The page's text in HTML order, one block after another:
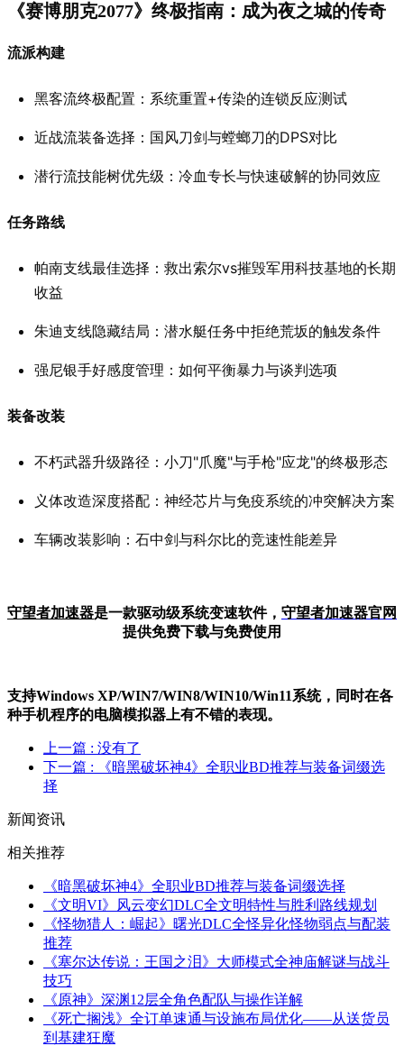
《赛博朋克2077》终极指南：成为夜之城的传奇
流派构建
黑客流终极配置：系统重置+传染的连锁反应测试
近战流装备选择：国风刀剑与螳螂刀的DPS对比
潜行流技能树优先级：冷血专长与快速破解的协同效应
任务路线
帕南支线最佳选择：救出索尔vs摧毁军用科技基地的长期
收益
朱迪支线隐藏结局：潜水艇任务中拒绝荒坂的触发条件
强尼银手好感度管理：如何平衡暴力与谈判选项
装备改装
不朽武器升级路径：小刀"爪魔"与手枪"应龙"的终极形态
义体改造深度搭配：神经芯片与免疫系统的冲突解决方案
车辆改装影响：石中剑与科尔比的竞速性能差异
守望者加速器是一款驱动级系统变速软件， 守望者加速器官网
提供免费下载与免费使用
支持Windows XP/WIN7/WIN8/WIN10/Win11系统，同时在各
种手机程序的电脑模拟器上有不错的表现。
上一篇 : 没有了
下一篇 : 《暗黑破坏神4》全职业BD推荐与装备词缀选
择
新闻资讯
相关推荐
《暗黑破坏神4》全职业BD推荐与装备词缀选择
《文明VI》风云变幻DLC全文明特性与胜利路线规划
《怪物猎人：崛起》曙光DLC全怪异化怪物弱点与配装
推荐
《塞尔达传说：王国之泪》大师模式全神庙解谜与战斗
技巧
《原神》深渊12层全角色配队与操作详解
《死亡搁浅》全订单速通与设施布局优化——从送货员
到基建狂魔